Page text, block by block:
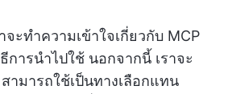
ะทำความเข้าใจเกี่ยวกับ MCP
การนำไปใช้ นอกจากนี้ เราจะ
ามารถใช้เป็นทางเลือกแทน